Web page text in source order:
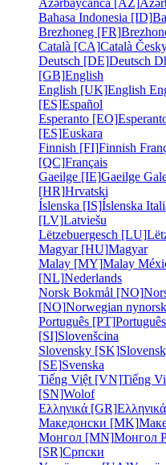
Bahasa Indonesia [ID]
Brezhoneg [FR]
Català [CA]Català
Deutsch [DE]Deutsch
[GB]English
English [UK]English
[ES]Español
Esperanto [EO]
[ES]Euskara
Finnish [FI]Finnish
[QC]Français
Gaeilge [IE]Gaeilge
[HR]Hrvatski
Íslenska [IS]Íslenska
[LV]Latviešu
Lëtzebuergesch [LU]
Magyar [HU]Magyar
Malay [MY]Malay
[NL]Nederlands
Norsk Bokmål [NO]
[NO]Norwegian nynorsk
Português [PT]Português
[SI]Slovenšcina
Slovensky [SK]
[SE]Svenska
Tiếng Việt [VN]Tiếng
[SN]Wolof
Ελληνικά [GR]Ελληνικά
Македонски [MK]
Монгол [MN]Монгол
[SR]Српски